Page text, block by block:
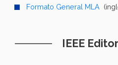
Formato General MLA
IEEE